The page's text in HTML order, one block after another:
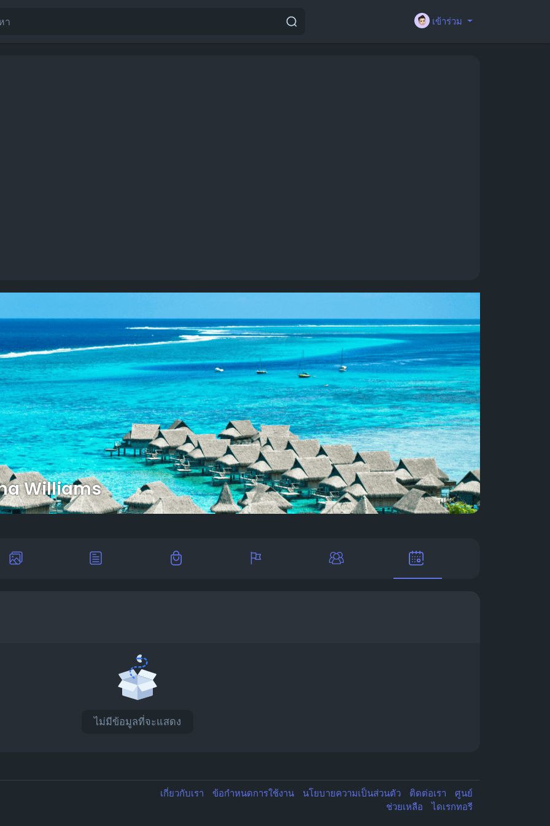
เข้าร่วม
Williams
ไม่มีข้อมูลที่จะแสดง
เกี่ยวกับเรา ข้อกำหนดการใช้งาน นโยบายความเป็นส่วนตัว ติดต่อเรา
ศูนย์
ช่วยเหลือ
ไดเรกทอรี